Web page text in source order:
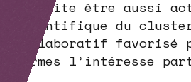
souhaite être aussi
scientifique du
collaboratif favorisé
formes l’intéresse